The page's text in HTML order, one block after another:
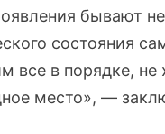
бывают
состояния
в порядке, не
место», —